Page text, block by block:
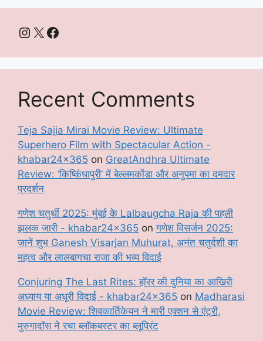
Instagram
X Facebook
Recent Comments
Teja Sajja Mirai Movie Review: Ultimate
Superhero Film with Spectacular Action -
khabar24x365 on GreatAndhra Ultimate
Review: ‘किष्किंधापुरी’ में बेल्लमकोंडा और अनुपमा का दमदार
प्रदर्शन
गणेश चतुर्थी 2025: मुंबई के Lalbaugcha Raja की पहली
झलक जारी - khabar24x365 onगणेश विसर्जन 2025:
जानें शुभ Ganesh Visarjan Muhurat, अनंत चतुर्दशी का
महत्व और लालबागचा राजा की भव्य विदाई
Conjuring The Last Rites: हॉरर की दुनिया का आखिरी
अध्याय या अधूरी विदाई - khabar24x365 on Madharasi
Movie Review: शिवकार्तिकेयन ने मारी एक्शन से एंट्री,
मुरुगादॉस ने रचा ब्लॉकबस्टर का ब्लूप्रिंट